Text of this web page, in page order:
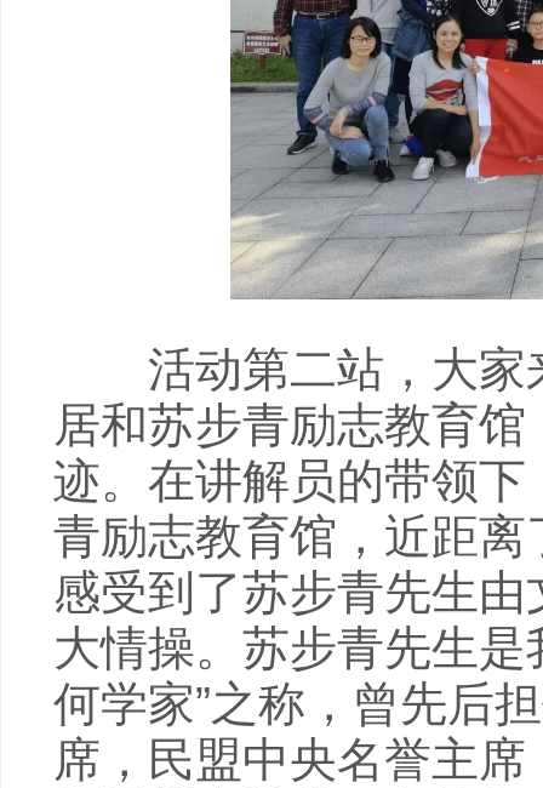
活动第二站，大家
居和苏步青励志教育
迹。在讲解员的带领
青励志教育馆，近距
感受到了苏步青先生
大情操。苏步青先生
何学家”之称，曾先后
席，民盟中央名誉主